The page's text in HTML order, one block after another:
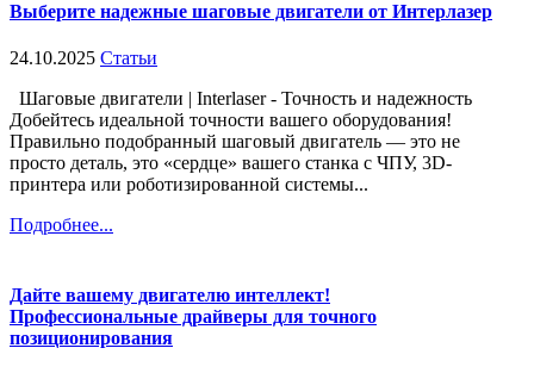
Выберите надежные шаговые двигатели от Интерлазер
24.10.2025 Статьи
Шаговые двигатели | Interlaser - Точность и надежность
Добейтесь идеальной точности вашего оборудования!
Правильно подобранный шаговый двигатель — это не
просто деталь, это «сердце» вашего станка с ЧПУ, 3D-
принтера или роботизированной системы...
Подробнее...
Дайте вашему двигателю интеллект!
Профессиональные драйверы для точного
позиционирования